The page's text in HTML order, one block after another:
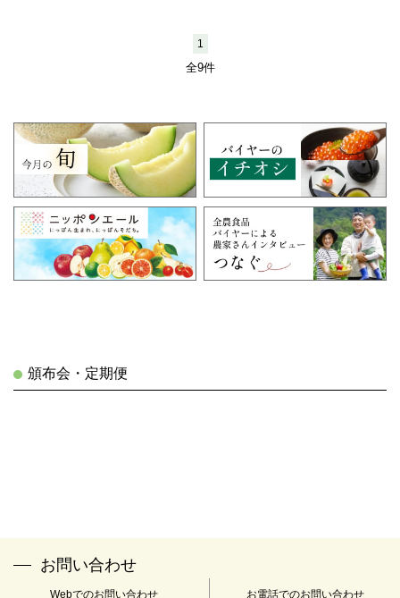
1
全9件
頒布会・定期便
お問い合わせ
Webでのお問い合わせ お電話でのお問い合わせ